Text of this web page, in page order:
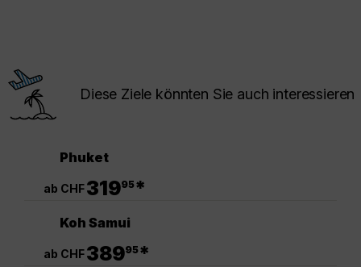
Diese Ziele könnten Sie auch interessieren
Phuket
ab CHF31995*
Koh Samui
ab CHF38995*